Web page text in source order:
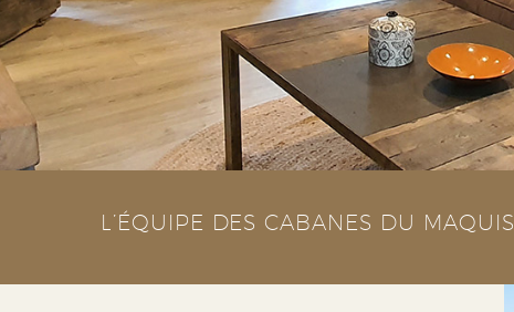
L’ÉQUIPE DES CABANES DU